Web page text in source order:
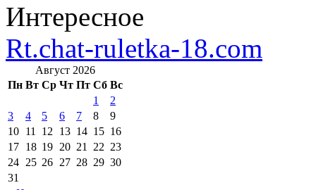
Интересное
Rt.chat-ruletka-18.com
Август 2026
Пн Вт Ср Чт Пт Сб Вс
1
2
3
4 5 6 7 8
9
10 11 12 13 14 15 16
17 18 19 20 21 22 23
24 25 26 27 28 29 30
31